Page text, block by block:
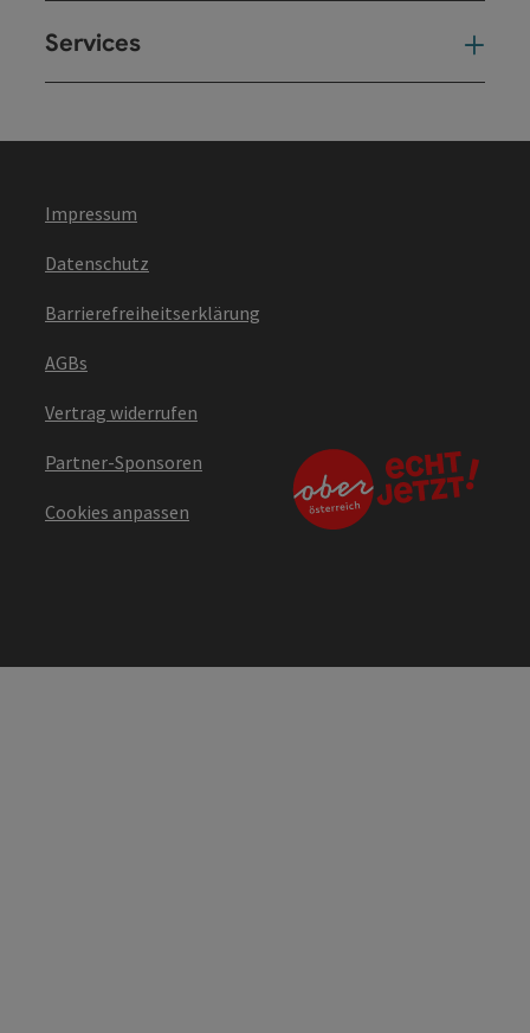
Services
Impressum
Datenschutz
Barrierefreiheitserklärung
AGBs
Vertrag widerrufen
Partner-Sponsoren
Cookies anpassen